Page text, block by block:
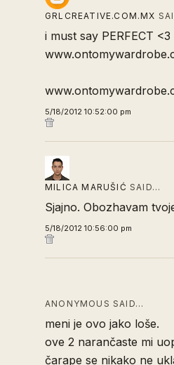
GRLCREATIVE.COM.MX
i must say PERFECT <3
5/18/2012 10:52:00 pm
MILICA MARUŠIĆ SAID…
Sjajno. Obozhavam
5/18/2012 10:56:00 pm
ANONYMOUS SAID…
meni je ovo jako loše.
ove 2 narančaste mi
čarape se nikako ne